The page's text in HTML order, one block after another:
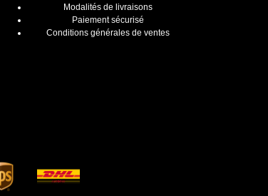
Modalités de livraisons
Paiement sécurisé
Conditions générales de ventes